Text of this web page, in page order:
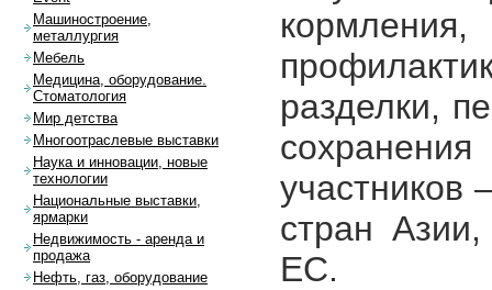
разделки,
участников
стран
ЕС.
Машиностроение,
металлургия
Мебель
Медицина, оборудование.
Стоматология
Мир детства
Многоотраслевые выставки
Наука и инновации, новые
технологии
Национальные выставки,
ярмарки
Недвижимость - аренда и
продажа
Нефть, газ, оборудование